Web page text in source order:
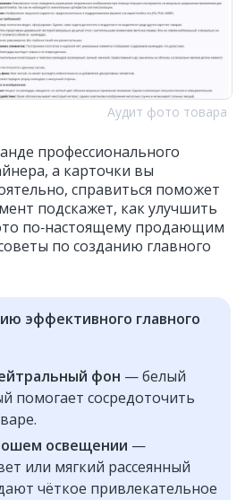
Аудит фото товара
профессионального
а карточки вы
справиться поможет
подскажет, как улучшить
по‑настоящему продающим
по созданию главного
эффективного главного
фон — белый
помогает сосредоточить
освещении —
или мягкий рассеянный
чёткое привлекательное